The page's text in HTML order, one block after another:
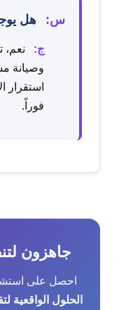
س: هل
ج:
نعم،
وصيانة
استقرار
فوراً.
جاهزون
احصل على
الحلول الواقعية